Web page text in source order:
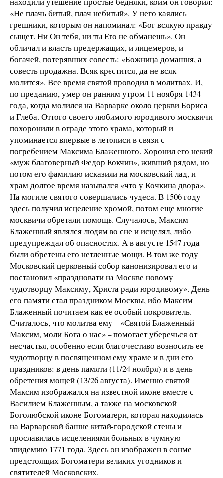
«Не плачь битый, плач небитый». У него каялись
грешники, которым он напоминал: «Бог всякую правду
сыщет. Ни Он тебя, ни ты Его не обманешь». Он
обличал и власть предержащих, и лицемеров, и
богачей, потерявших совесть: «Божница домашня, а
совесть продажна. Всяк крестится, да не всяк
молится». Все время святой проводил в молитвах. И,
по преданию, умер он ранним утром 11 ноября 1434
года, когда молился на Варварке около церкви Бориса
и Глеба. Оттого своего любимого юродивого москвичи
похоронили в ограде этого храма, который и
упоминается впервые в летописи в связи с
погребением Максима Блаженного. Хоронил его некий
«муж благоверный Федор Кокчин», живший рядом, но
потом его фамилию исказили на московский лад, и
храм долгое время назывался «что у Кочкина двора».
На могиле святого совершались чудеса. В 1506 году
здесь получил исцеление хромой, потом еще многие
москвичи обретали помощь. Случалось, Максим
Блаженный являлся людям во сне и исцелял, либо
предупреждал об опасностях. А в августе 1547 года
были обретены его нетленные мощи. В том же году
Московский церковный собор канонизировал его и
постановил «праздновати на Москве новому
чудотворцу Максиму, Христа ради юродивому». День
его памяти стал праздником Москвы, ибо Максим
Блаженный почитаем как ее особый покровитель.
Считалось, что молитва ему – «Святой Блаженный
Максим, моли Бога о нас» – помогает уберечься от
несчастья, особенно если благочестиво возносить ее
чудотворцу в посвященном ему храме и в дни его
праздников: в день памяти (11/24 ноября) и в день
обретения мощей (13/26 августа). Именно святой
Максим изображался на известной иконе вместе с
Василием Блаженным, а также на московской
Боголюбской иконе Богоматери, которая находилась
на Варварской башне китай-городской стены и
прославилась исцелениями больных в чумную
эпидемию 1771 года. Здесь он изображен в сонме
предстоящих Богоматери великих угодников и
святителей Московских.